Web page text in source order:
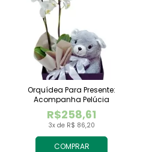
COMPRAR
3x de R$ 86,20
R$258,61
Orquídea Para Presente:
Acompanha Pelúcia